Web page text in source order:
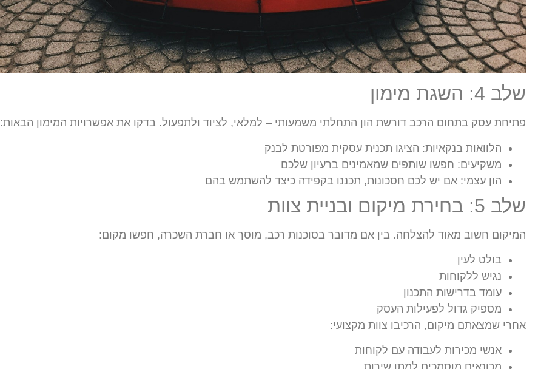
שלב 4: השגת מימון
פתיחת עסק בתחום הרכב דורשת הון התחלתי משמעותי – למלאי, לציוד ולתפעול. בדקו את אפשרויות המימון הבאות:
הלוואות בנקאיות: הציגו תכנית עסקית מפורטת לבנק
משקיעים: חפשו שותפים שמאמינים ברעיון שלכם
הון עצמי: אם יש לכם חסכונות, תכננו בקפידה כיצד להשתמש בהם
שלב 5: בחירת מיקום ובניית צוות
המיקום חשוב מאוד להצלחה. בין אם מדובר בסוכנות רכב, מוסך או חברת השכרה, חפשו מקום:
בולט לעין
נגיש ללקוחות
עומד בדרישות התכנון
מספיק גדול לפעילות העסק
אחרי שמצאתם מיקום, הרכיבו צוות מקצועי:
אנשי מכירות לעבודה עם לקוחות